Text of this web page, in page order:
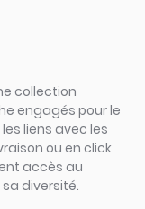
collection
engagés pour le
liens avec les
ou en click
accès au
diversité.